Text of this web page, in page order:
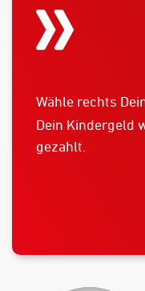
Wähle rechts
Dein Kindergeld
gezahlt.